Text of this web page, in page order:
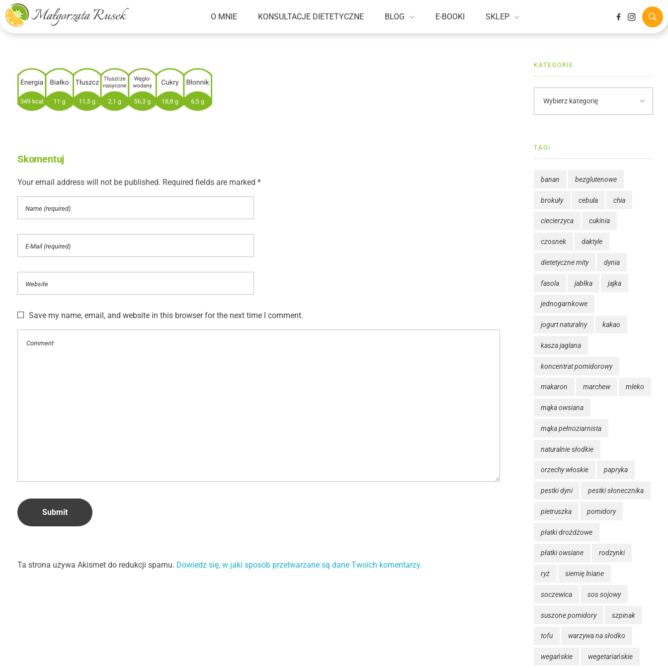
Małgorzata Rusek - dietetyk z pasją
Dietetyka kliniczna & Psychodietetyka
O MNIE KONSULTACJE DIETETYCZNE BLOG E-BOOKI SKLEP
Skomentuj
Your email address will not be published. Required fields are marked *
Save my name, email, and website in this browser for the next time I comment.
Ta strona używa Akismet do redukcji spamu. Dowiedz się, w jaki sposób przetwarzane są dane Twoich komentarzy.
KATEGORIE
TAGI
banan bezglutenowe
brokuły cebula chia
ciecierzyca cukinia
czosnek daktyle
dietetyczne mity dynia
fasola jabłka jajka
jednogarnkowe
jogurt naturalny kakao
kasza jaglana
koncentrat pomidorowy
makaron marchew mleko
mąka owsiana
mąka pełnoziarnista
naturalnie słodkie
orzechy włoskie papryka
pestki dyni pestki słonecznika
pietruszka pomidory
płatki drożdżowe
płatki owsiane rodzynki
ryż siemię lniane
soczewica sos sojowy
suszone pomidory szpinak
tofu warzywa na słodko
wegańskie wegetariańskie